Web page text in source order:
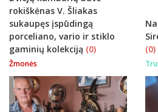
rokiškėnas V. Šliakas
sukaupęs įspūdingą
porceliano, vario ir stiklo
gaminių kolekciją (0)
Žmonės
(0)